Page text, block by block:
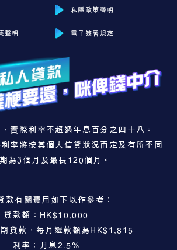
私隱政策聲明
聲明 電子簽署規定
實際利率不超過年息百分之四十八。
率將按其個人信貸狀況而定及有所不同
為3個月及最長120個月。
款有關費用如下以作參考：
貸款額：HK$10,000
貸款，每月還款額為HK$1,815
利率：月息2.5%